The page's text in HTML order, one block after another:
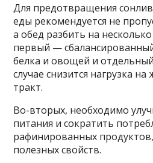
Для предотвращения
еды рекомендуется не
а обед разбить на
первый —
белка и овощей и
случае снизится нагрузка
тракт.
Во-вторых, необходимо
питания и сократить
рафинированных
полезных свойств.